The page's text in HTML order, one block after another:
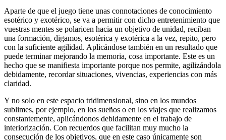
Aparte de que el juego tiene unas connotaciones de conocimiento
esotérico y exotérico, se va a permitir con dicho entretenimiento que
vuestras mentes se polaricen hacia un objetivo de unidad, reciban
una formación, digamos, esotérica y exotérica a la vez, repito, pero
con la suficiente agilidad. Aplicándose también en un resultado que
puede terminar mejorando la memoria, cosa importante. Este es un
hecho que se manifiesta importante porque nos permite, agilizándola
debidamente, recordar situaciones, vivencias, experiencias con más
claridad.
Y no solo en este espacio tridimensional, sino en los mundos
sublimes, por ejemplo, en los sueños o en los viajes que realizamos
constantemente, aplicándonos debidamente en el trabajo de
interiorización. Con recuerdos que facilitan muy mucho la
consecución de los objetivos, que en este caso únicamente son